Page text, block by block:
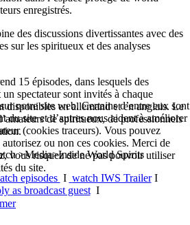
enregistrés.
des discussions divertissantes avec des
sur les spiritueux et des analyses
15 épisodes, dans lesquels des
spectateur sont invités à chaque
disponibles en allemand et en anglais. Le
de spiritueux, de professionnels
>Media>Inside World Spirits
episodes I watch IWS TrailerI
as broadcast guestI
notre site web. Certains d’entre eux sont
du site et d’autres nous aident à améliorer
(cookies traceurs). Vous pouvez
ou non ces cookies. Merci de
vous risquez de ne pas pouvoir utiliser
du site.